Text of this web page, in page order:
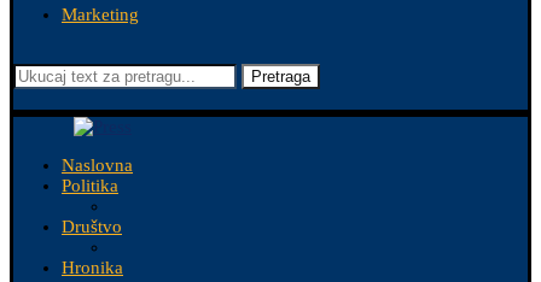
Marketing
Pretraga
Naslovna
Politika
Društvo
Hronika